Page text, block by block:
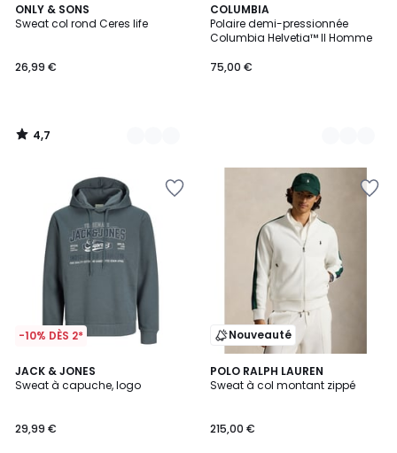
ONLY & SONS
Sweat col rond Ceres life
26,99 €
4,7
/ 5
6
Couleurs
4,7
/
COLUMBIA
Polaire demi-pressionnée
Columbia Helvetia™ II Homme
75,00 €
2
Couleurs
-10% DÈS 2*
JACK & JONES
Sweat à capuche, logo
29,99 €
2
Couleurs
Nouveauté
POLO RALPH LAUREN
Sweat à col montant zippé
215,00 €